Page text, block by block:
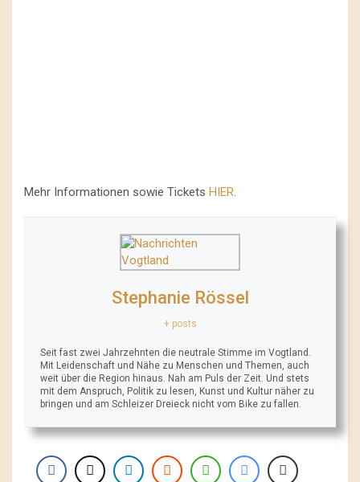
Mehr Informationen sowie Tickets HIER.
Stephanie Rössel
+ posts
Seit fast zwei Jahrzehnten die neutrale Stimme im Vogtland.
Mit Leidenschaft und Nähe zu Menschen und Themen, auch
weit über die Region hinaus. Nah am Puls der Zeit. Und stets
mit dem Anspruch, Politik zu lesen, Kunst und Kultur näher zu
bringen und am Schleizer Dreieck nicht vom Bike zu fallen.